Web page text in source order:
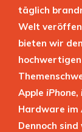
täglich
Welt
bieten wir
Apple iPhone,
Hardware im
Dennoch